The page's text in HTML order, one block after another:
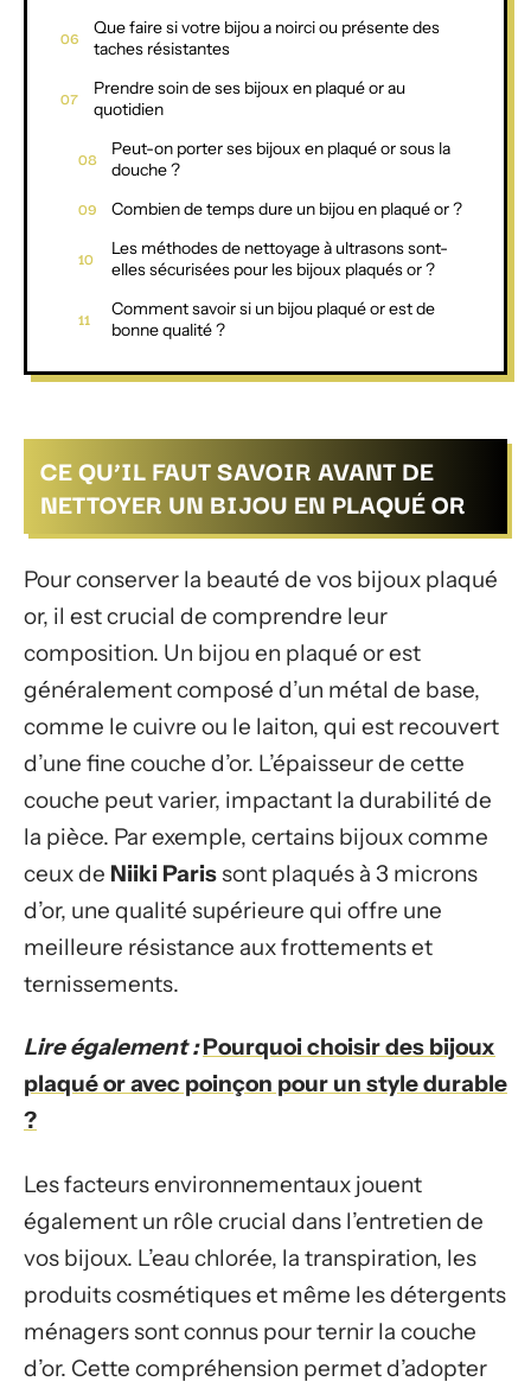
Que faire si votre bijou a noirci ou présente des
taches résistantes
Prendre soin de ses bijoux en plaqué or au
quotidien
Peut-on porter ses bijoux en plaqué or sous la
douche ?
Combien de temps dure un bijou en plaqué or ?
Les méthodes de nettoyage à ultrasons sont-
elles sécurisées pour les bijoux plaqués or ?
Comment savoir si un bijou plaqué or est de
bonne qualité ?
CE QU’IL FAUT SAVOIR AVANT DE
NETTOYER UN BIJOU EN PLAQUÉ OR
Pour conserver la beauté de vos bijoux plaqué
or, il est crucial de comprendre leur
composition. Un bijou en plaqué or est
généralement composé d’un métal de base,
comme le cuivre ou le laiton, qui est recouvert
d’une fine couche d’or. L’épaisseur de cette
couche peut varier, impactant la durabilité de
la pièce. Par exemple, certains bijoux comme
ceux de Niiki Parissont plaqués à 3 microns
d’or, une qualité supérieure qui offre une
meilleure résistance aux frottements et
ternissements.
Lire également : Pourquoi choisir des bijoux
plaqué or avec poinçon pour un style durable
?
Les facteurs environnementaux jouent
également un rôle crucial dans l’entretien de
vos bijoux. L’eau chlorée, la transpiration, les
produits cosmétiques et même les détergents
ménagers sont connus pour ternir la couche
d’or. Cette compréhension permet d’adopter